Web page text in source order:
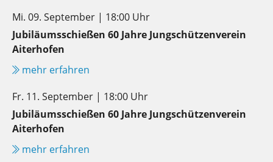
Mi. 09. September | 18:00 Uhr
Jubiläumsschießen 60 Jahre Jungschützenverein
Aiterhofen
mehr erfahren
Fr. 11. September | 18:00 Uhr
Jubiläumsschießen 60 Jahre Jungschützenverein
Aiterhofen
mehr erfahren